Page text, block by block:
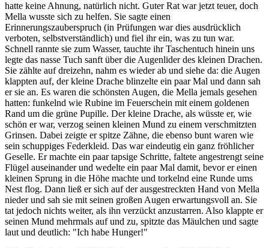
hatte keine Ahnung, natürlich nicht. Guter Rat war jetzt teuer, doch
Mella wusste sich zu helfen. Sie sagte einen
Erinnerungszauberspruch (in Prüfungen war dies ausdrücklich
verboten, selbstverständlich) und fiel ihr ein, was zu tun war.
Schnell rannte sie zum Wasser, tauchte ihr Taschentuch hinein uns
legte das nasse Tuch sanft über die Augenlider des kleinen Drachen.
Sie zählte auf dreizehn, nahm es wieder ab und siehe da: die Augen
klappten auf, der kleine Drache blinzelte ein paar Mal und dann sah
er sie an. Es waren die schönsten Augen, die Mella jemals gesehen
hatten: funkelnd wie Rubine im Feuerschein mit einem goldenen
Rand um die grüne Pupille. Der kleine Drache, als wüsste er, wie
schön er war, verzog seinen kleinen Mund zu einem verschmitzten
Grinsen. Dabei zeigte er spitze Zähne, die ebenso bunt waren wie
sein schuppiges Federkleid. Das war eindeutig ein ganz fröhlicher
Geselle. Er machte ein paar tapsige Schritte, faltete angestrengt seine
Flügel auseinander und wedelte ein paar Mal damit, bevor er einen
kleinen Sprung in die Höhe machte und torkelnd eine Runde ums
Nest flog. Dann ließ er sich auf der ausgestreckten Hand von Mella
nieder und sah sie mit seinen großen Augen erwartungsvoll an. Sie
tat jedoch nichts weiter, als ihn verzückt anzustarren. Also klappte er
seinen Mund mehrmals auf und zu, spitzte das Mäulchen und sagte
laut und deutlich: "Ich habe Hunger!"